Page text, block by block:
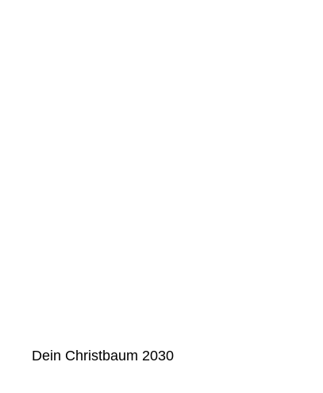
Dein Christbaum 2030